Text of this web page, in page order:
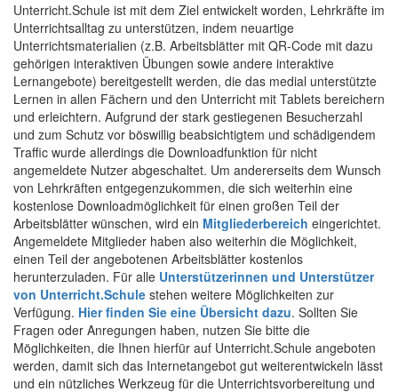
Unterricht.Schule ist mit dem Ziel entwickelt worden, Lehrkräfte im
Unterrichtsalltag zu unterstützen, indem neuartige
Unterrichtsmaterialien (z.B. Arbeitsblätter mit QR-Code mit dazu
gehörigen interaktiven Übungen sowie andere interaktive
Lernangebote) bereitgestellt werden, die das medial unterstützte
Lernen in allen Fächern und den Unterricht mit Tablets bereichern
und erleichtern. Aufgrund der stark gestiegenen Besucherzahl
und zum Schutz vor böswillig beabsichtigtem und schädigendem
Traffic wurde allerdings die Downloadfunktion für nicht
angemeldete Nutzer abgeschaltet. Um andererseits dem Wunsch
von Lehrkräften entgegenzukommen, die sich weiterhin eine
kostenlose Downloadmöglichkeit für einen großen Teil der
Arbeitsblätter wünschen, wird ein Mitgliederbereich eingerichtet.
Angemeldete Mitglieder haben also weiterhin die Möglichkeit,
einen Teil der angebotenen Arbeitsblätter kostenlos
herunterzuladen. Für alle Unterstützerinnen und Unterstützer
von Unterricht.Schule stehen weitere Möglichkeiten zur
Verfügung. Hier finden Sie eine Übersicht dazu. Sollten Sie
Fragen oder Anregungen haben, nutzen Sie bitte die
Möglichkeiten, die Ihnen hierfür auf Unterricht.Schule angeboten
werden, damit sich das Internetangebot gut weiterentwickeln lässt
und ein nützliches Werkzeug für die Unterrichtsvorbereitung und